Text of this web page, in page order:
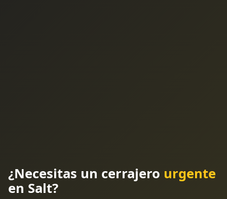
¿Necesitas un cerrajero urgente
en Salt?